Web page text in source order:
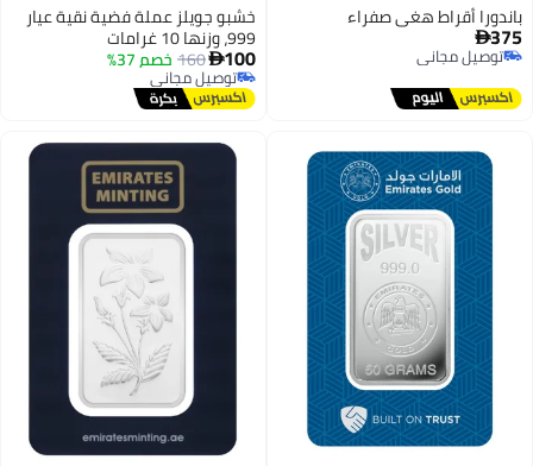
باندورا أقراط هغي صفراء
375
توصيل مجاني
توصيل مجاني
خشبو جويلز عملة فضية نقية عيار
999، وزنها 10 غرامات
100
160 خصم 37%
توصيل مجاني
توصيل مجاني